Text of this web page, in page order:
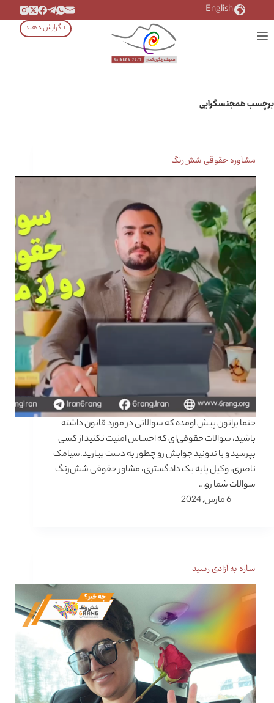
به
محتوا
English
+ گزارش دهید
برچسبهمجنسگرایی
مشاوره حقوقی شش‌رنگ
حتما براتون پیش اومده که سوالاتی در مورد قانون داشته
باشید، سوالات حقوقی‌ای که احساس امنیت نکنید از کسی
بپرسید و یا ندونید جوابش رو چطور به دست بیارید.سیامک
ناصری، وکیل پایه یک دادگستری، مشاور حقوقی شش‌رنگ
سوالات شما رو…
6 مارس, 2024
ساره به آزادی رسید